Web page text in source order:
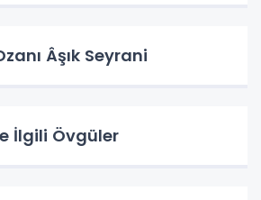
Âşık Seyrani
İlgili Övgüler